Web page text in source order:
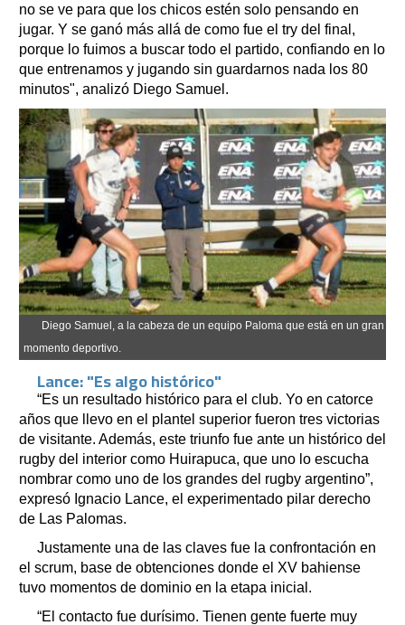
no se ve para que los chicos estén solo pensando en
jugar. Y se ganó más allá de como fue el try del final,
porque lo fuimos a buscar todo el partido, confiando en lo
que entrenamos y jugando sin guardarnos nada los 80
minutos", analizó Diego Samuel.
Diego Samuel, a la cabeza de un equipo Paloma que está en un gran
momento deportivo.
Lance: "Es algo histórico"
“Es un resultado histórico para el club. Yo en catorce
años que llevo en el plantel superior fueron tres victorias
de visitante. Además, este triunfo fue ante un histórico del
rugby del interior como Huirapuca, que uno lo escucha
nombrar como uno de los grandes del rugby argentino”,
expresó Ignacio Lance, el experimentado pilar derecho
de Las Palomas.
Justamente una de las claves fue la confrontación en
el scrum, base de obtenciones donde el XV bahiense
tuvo momentos de dominio en la etapa inicial.
“El contacto fue durísimo. Tienen gente fuerte muy